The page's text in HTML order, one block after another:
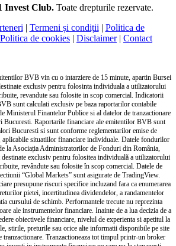
Invest Club. Toate drepturile rezervate.
| Termeni și condiții | Politica de
Politica de cookies | Disclaimer| Contact
BVB vin cu o intarziere de 15 minute, apartin Bursei
exclusiv pentru folosinta individuala a utilizatorului
revandute sau folosite in scop comercial. Indicatorii
sunt calculati exclusiv pe baza raportarilor contabile
Ministerul Finantelor Publice si al datelor de tranzactionare
Bucuresti. Raportarile financiare ale emitentilor BVB sunt
Bucuresti si sunt conforme reglementarilor emise de
situatiilor financiare individuale. Datele fondurilor
la Asociația Administratorilor de Fonduri din România,
destinate exclusiv pentru folositea individuală a utilizatorului
revândute sau folosite în scop comercial. Datele de
“Global Markets” sunt asigurate de TradingView.
presupune riscuri specifice incluzand fara ca enumerarea
pietei, incertitudinea dividendelor, a randamentelor
cursului de schimb. Performantele trecute nu reprezinta
ale instrumentelor financiare. Inainte de a lua decizia de a
obiectivele financiare, nivelul de experienta si apetitul la
stirile, preturile sau orice alte informatii disponibile pe site
tranzactionare. Tranzactioneaza tot timpul printr-un broker